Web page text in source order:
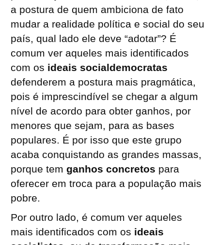
a postura de quem ambiciona de fato
mudar a realidade política e social do seu
país, qual lado ele deve “adotar”? É
comum ver aqueles mais identificados
com os ideais socialdemocratas
defenderem a postura mais pragmática,
pois é imprescindível se chegar a algum
nível de acordo para obter ganhos, por
menores que sejam, para as bases
populares. É por isso que este grupo
acaba conquistando as grandes massas,
porque temganhos concretos para
oferecer em troca para a população mais
pobre.
Por outro lado, é comum ver aqueles
mais identificados com os ideais